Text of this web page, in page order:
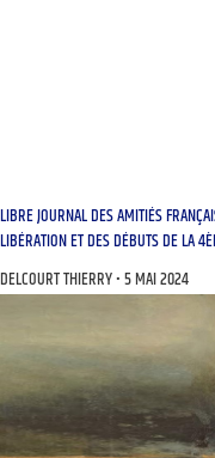
LIBRE JOURNAL DES AMITIÉS
LIBÉRATION ET DES DÉBUTS DE LA
DELCOURT THIERRY 5 MAI 2024